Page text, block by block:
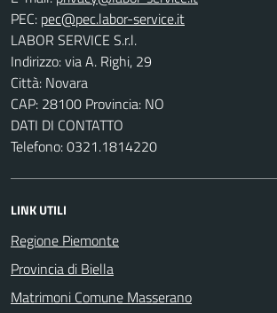
PEC:
LABOR SERVICE S.r.l.
Indirizzo: via A. Righi, 29
Città: Novara
CAP: 28100 Provincia: NO
DATI DI CONTATTO
Telefono: 0321.1814220
LINK UTILI
Regione Piemonte
Provincia di Biella
Matrimoni Comune Masserano